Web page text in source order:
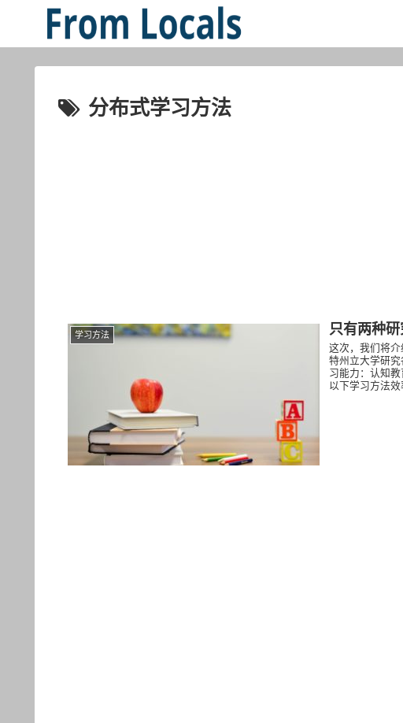
分布式学习方法
学习方法 只有两种研
这次，我们将
特州立大学研
习能力：认知
以下学习方法